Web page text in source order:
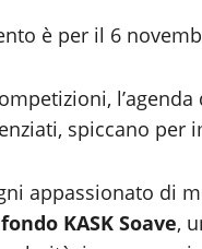
è per il 6
spiccano per
appassionato di
KASK Soave,